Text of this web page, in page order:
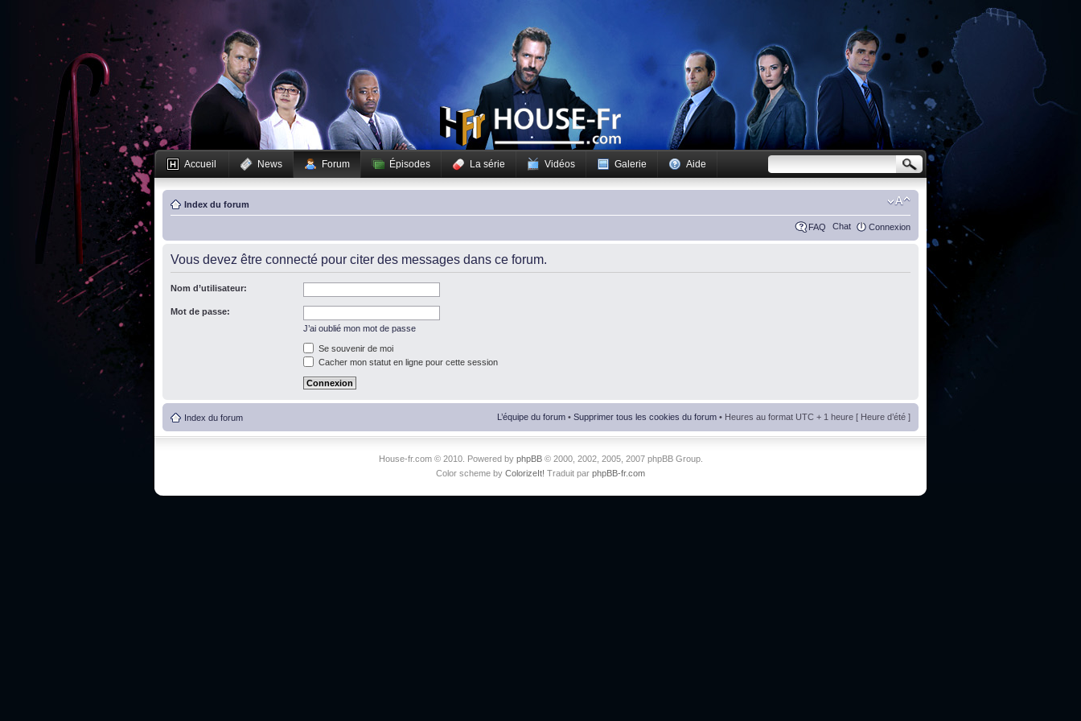
Accueil News Forum Épisodes La série Vidéos Galerie Aide
Index du forum
FAQ Chat Connexion
Vous devez être connecté pour citer des messages dans ce forum.
Nom d’utilisateur:
Mot de passe:
J’ai oublié mon mot de passe
Se souvenir de moi
Cacher mon statut en ligne pour cette session
Index du forum L’équipe du forum • Supprimer tous les cookies du forum • Heures au format UTC + 1 heure [ Heure d’été ]
House-fr.com © 2010. Powered by phpBB© 2000, 2002, 2005, 2007 phpBB Group.
Color scheme by ColorizeIt! Traduit par phpBB-fr.com